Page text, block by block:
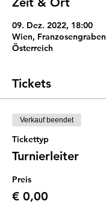
09. Dez. 2022, 18:00
Wien,
Österreich
Tickets
Verkauf beendet
Tickettyp
Turnierleiter
Preis
€ 0,00